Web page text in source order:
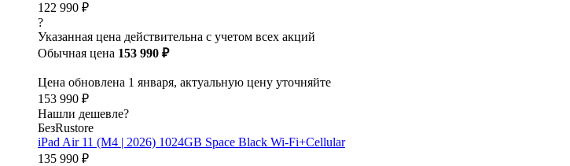
122 990 ₽
?
Указанная цена действительна с учетом всех акций
Обычная цена 153 990 ₽
Цена обновлена 1 января, актуальную цену уточняйте
153 990 ₽
Нашли дешевле?
БезRustore
iPad Air 11 (M4 | 2026) 1024GB Space Black Wi-Fi+Cellular
135 990 ₽